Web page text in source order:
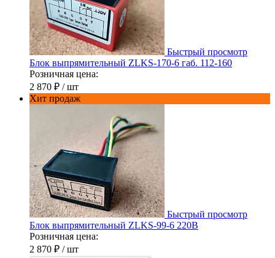
Быстрый просмотр
Блок выпрямительный ZLKS-170-6 габ. 112-160
Розничная цена:
2 870 ₽ / шт
Хит продаж
Быстрый просмотр
Блок выпрямительный ZLKS-99-6 220В
Розничная цена:
2 870 ₽ / шт